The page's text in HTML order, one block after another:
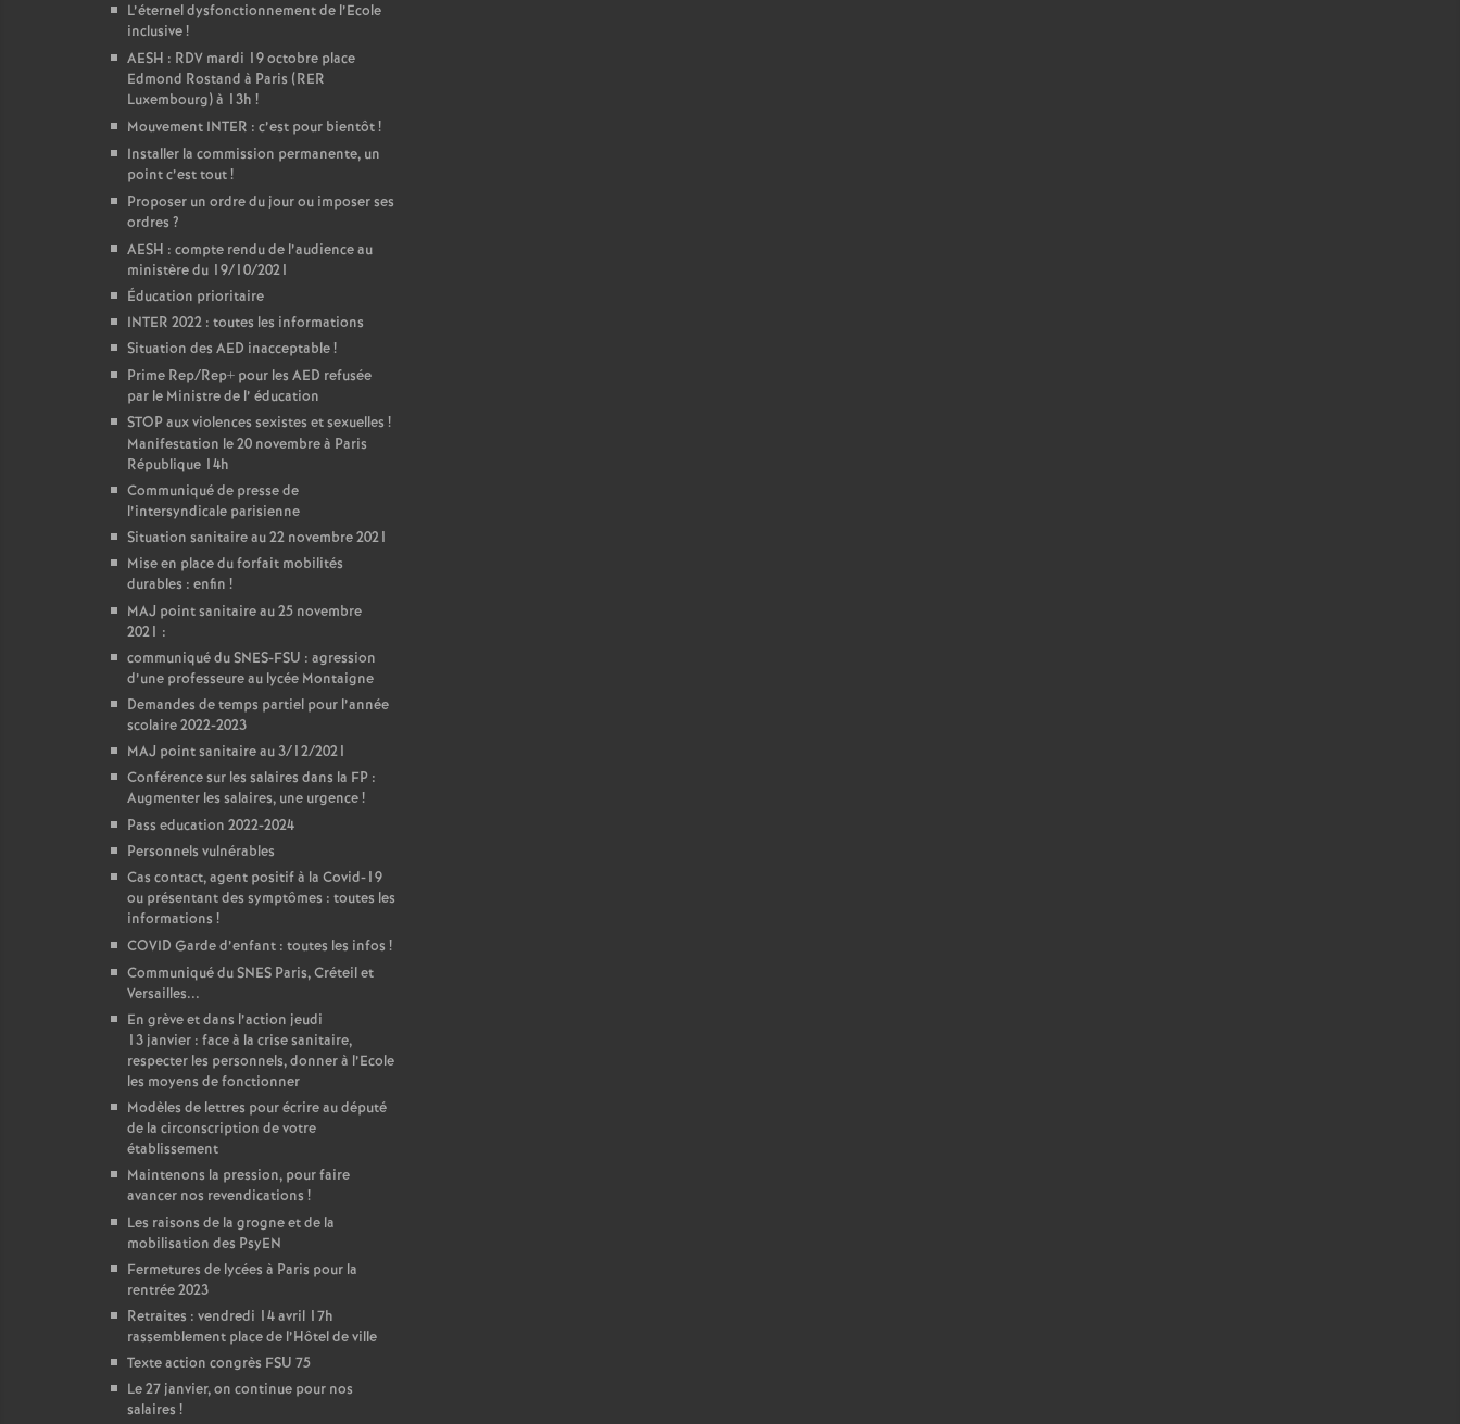
L’éternel dysfonctionnement de l’Ecole
inclusive!
AESH : RDV mardi 19 octobre place
Edmond Rostand à Paris (RER
Luxembourg) à 13h !
Mouvement INTER : c’est pour bientôt!
Installer la commission permanente, un
point c’est tout!
Proposer un ordre du jour ou imposer ses
ordres ?
AESH : compte rendu de l’audience au
ministère du 19/10/2021
Éducation prioritaire
INTER 2022 : toutes les informations
Situation des AED inacceptable!
Prime Rep/Rep+ pour les AED refusée
par le Ministre de l’ éducation
STOP aux violences sexistes et sexuelles !
Manifestation le 20 novembre à Paris
République 14h
Communiqué de presse de
l’intersyndicale parisienne
Situation sanitaire au 22 novembre 2021
Mise en place du forfait mobilités
durables : enfin !
MAJ point sanitaire au 25 novembre
2021 :
communiqué du SNES-FSU : agression
d’une professeure au lycée Montaigne
Demandes de temps partiel pour l’année
scolaire 2022-2023
MAJ point sanitaire au 3/12/2021
Conférence sur les salaires dans la FP :
Augmenter les salaires, une urgence!
Pass education 2022-2024
Personnels vulnérables
Cas contact, agent positif à la Covid-19
ou présentant des symptômes : toutes les
informations !
COVID Garde d’enfant : toutes les infos !
Communiqué du SNES Paris, Créteil et
Versailles...
En grève et dans l’action jeudi
13 janvier : face à la crise sanitaire,
respecter les personnels, donner à l’Ecole
les moyens de fonctionner
Modèles de lettres pour écrire au député
de la circonscription de votre
établissement
Maintenons la pression, pour faire
avancer nos revendications !
Les raisons de la grogne et de la
mobilisation des PsyEN
Fermetures de lycées à Paris pour la
rentrée 2023
Retraites : vendredi 14 avril 17h
rassemblement place de l’Hôtel de ville
Texte action congrès FSU 75
Le 27 janvier, on continue pour nos
salaires !